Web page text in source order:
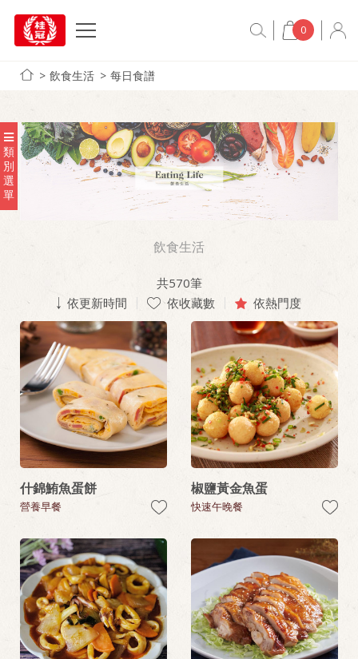
0
飲食生活 每日食譜
類
別
選
單
飲食生活
共570筆
依更新時間
依收藏數 依熱門度
什錦鮪魚蛋餅
營養早餐
椒鹽黃金魚蛋
快速午晚餐